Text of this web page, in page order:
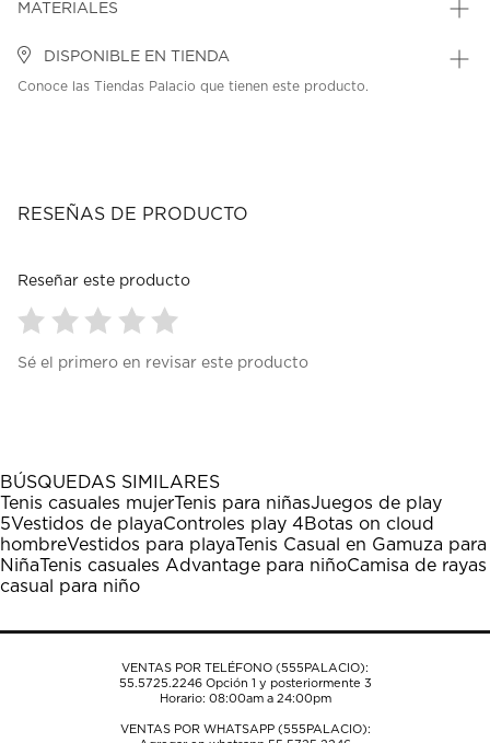
MATERIALES
DISPONIBLE EN TIENDA
Conoce las Tiendas Palacio que tienen este producto.
RESEÑAS DE PRODUCTO
Reseñar este producto
para
1
estrella
Esta
acción
abrirá
el
formulario
envío.
para
estrellas.
Esta
acción
abrirá
el
formulario
envío.
para
estrellas.
Esta
acción
abrirá
el
formulario
envío.
para
estrellas.
Esta
acción
abrirá
el
formulario
envío.
para
estrellas.
Esta
acción
abrirá
el
envío.
Sé el primero en revisar este producto
BÚSQUEDAS SIMILARES
Tenis casuales mujerTenis para niñasJuegos de play
5Vestidos de playaControles play 4Botas on cloud
hombreVestidos para playaTenis Casual en Gamuza para
NiñaTenis casuales Advantage para niñoCamisa de rayas
casual para niño
VENTAS POR TELÉFONO (555PALACIO):
55.5725.2246Opción 1 y posteriormente 3
Horario: 08:00am a 24:00pm
VENTAS POR WHATSAPP (555PALACIO):